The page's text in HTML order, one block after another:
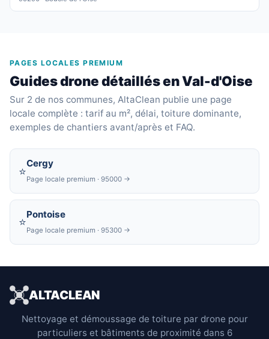
PAGES LOCALES PREMIUM
Guides drone détaillés en Val-d'Oise
Sur 2 de nos communes, AltaClean publie une page
locale complète : tarif au m², délai, toiture dominante,
exemples de chantiers avant/après et FAQ.
⭐
Cergy
Page locale premium · 95000 →
⭐
Pontoise
Page locale premium · 95300 →
ALTACLEAN
Nettoyage et démoussage de toiture par drone pour
particuliers et bâtiments de proximité dans 6